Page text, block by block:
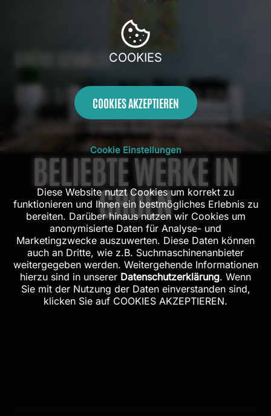
GRÜNE GEMÄLDE
Grün bringt das Draußen nach
drinnen - ohne Kompromiss.
BELIEBTE WERKE IN
GRUEN
COOKIES
COOKIES AKZEPTIEREN
Cookie Einstellungen
Diese Website nutzt Cookies um korrekt zu
funktionieren und Ihnen ein bestmögliches Erlebnis zu
bereiten. Darüber hinaus nutzen wir Cookies um
anonymisierte Daten für Analyse- und
Marketingzwecke auszuwerten. Diese Daten können
auch an Dritte, wie z.B. Suchmaschinenanbieter
weitergegeben werden. Weitergehende Informationen
hierzu sind in unserer Datenschutzerklärung. Wenn
Sie mit der Nutzung der Daten einverstanden sind,
klicken Sie auf COOKIES AKZEPTIEREN.